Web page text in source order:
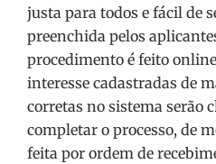
justa para todos e fácil de
preenchida pelos
procedimento é feito
interesse cadastradas de
corretas no sistema serão
completar o processo, de
feita por ordem de